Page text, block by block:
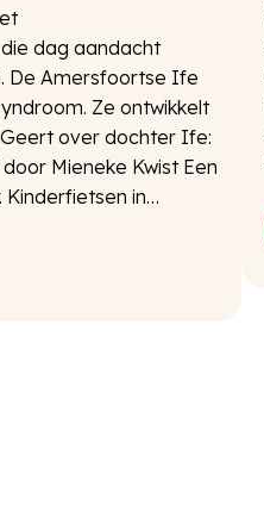
die dag aandacht
De Amersfoortse Ife
Ze ontwikkelt
over dochter Ife:
Mieneke Kwist Een
Kinderfietsen in…